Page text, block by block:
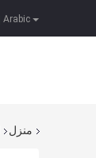
Arabic
منزل